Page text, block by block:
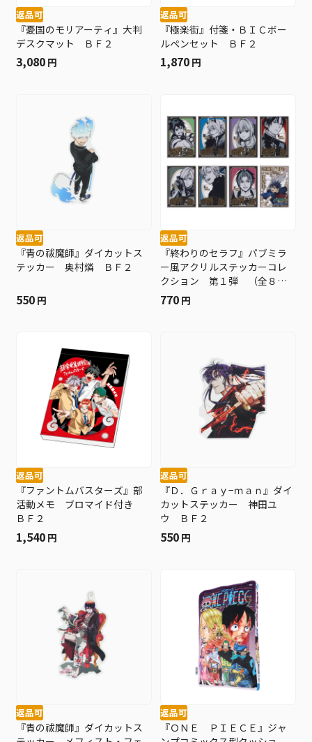
返品可
『憂国のモリアーティ』大判
デスクマット ＢＦ２
3,080 円
返品可
『極楽街』付箋・ＢＩＣボー
ルペンセット ＢＦ２
1,870 円
返品可
『青の祓魔師』ダイカットス
テッカー 奥村燐 ＢＦ２
550 円
返品可
『終わりのセラフ』パブミラ
ー風アクリルステッカーコレ
クション 第１弾 （全８種
／ランダム１種入り） ＢＦ
２
770 円
返品可
『ファントムバスターズ』部
活動メモ ブロマイド付き
ＢＦ２
1,540 円
返品可
『Ｄ．Ｇｒａｙ−ｍａｎ』ダイ
カットステッカー 神田ユ
ウ ＢＦ２
550 円
返品可
『青の祓魔師』ダイカットス
返品可
『ＯＮＥ ＰＩＥＣＥ』ジャ